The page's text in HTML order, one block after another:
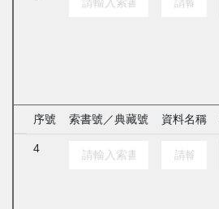
序號 索書號／典藏號 資料名稱
4